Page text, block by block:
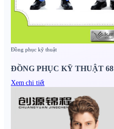
Đồng phục kỹ thuật
ĐỒNG PHỤC KỸ THUẬT 68
Xem chi tiết